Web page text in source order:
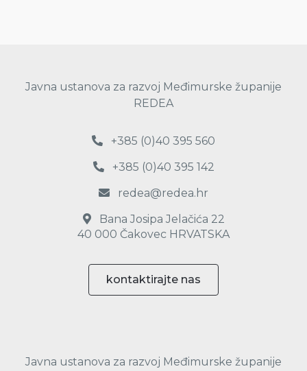
Javna ustanova za razvoj Međimurske županije
REDEA
+385 (0)40 395 560
+385 (0)40 395 142
redea@redea.hr
Bana Josipa Jelačića 22
40 000 Čakovec HRVATSKA
kontaktirajte nas
Javna ustanova za razvoj Međimurske županije